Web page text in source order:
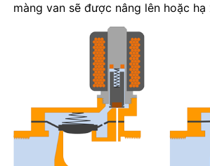
màng van sẽ được nâng lên hoặc hạ